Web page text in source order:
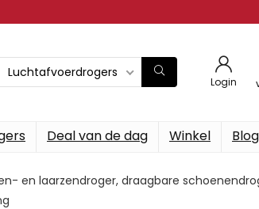
Luchtafvoerdrogers
Login
Deal van de dag Winkel
en laarzendroger, draagbare